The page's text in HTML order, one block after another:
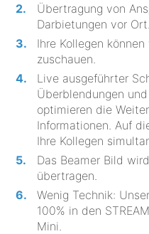
Übertragung von
Darbietungen vor Ort.
Ihre Kollegen
zuschauen.
Live ausgeführter
Überblendungen
optimieren die
Informationen. Auf
Ihre Kollegen
Das Beamer Bild
übertragen.
Wenig Technik:
100% in den
Mini.